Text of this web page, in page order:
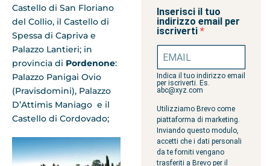
Castello di San Floriano
del Collio, il Castello di
Spessa di Capriva e
Palazzo Lantieri; in
provincia di Pordenone:
Palazzo Panigai Ovio
(Pravisdomini), Palazzo
D’Attimis Maniago e il
Castello di Cordovado;
Inserisci il tuo
indirizzo email per
iscriverti
Indica il tuo indirizzo email
per iscriverti. Es.
abc@xyz.com
Utilizziamo Brevo come
piattaforma di marketing.
Inviando questo modulo,
accetti che i dati personali
da te forniti vengano
trasferiti a Brevo per il